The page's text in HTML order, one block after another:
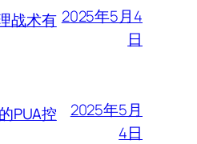
战术有 2025年5月4
日
PUA控
2025年5月
4日